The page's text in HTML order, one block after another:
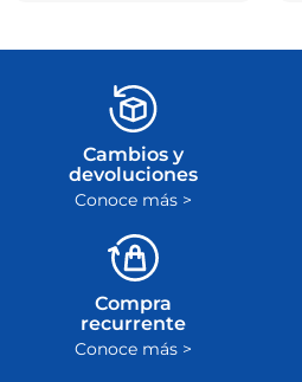
Cambios y
devoluciones
Conoce más >
Compra
recurrente
Conoce más >